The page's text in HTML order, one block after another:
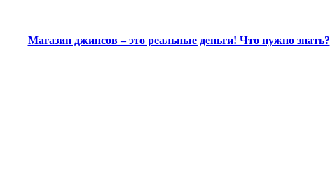
Магазин джинсов – это реальные деньги! Что нужно знать?